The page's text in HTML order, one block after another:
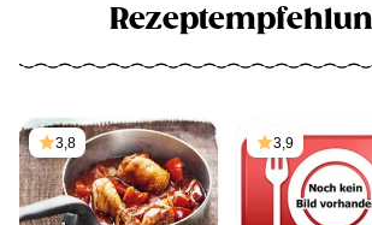
3,8 3,9